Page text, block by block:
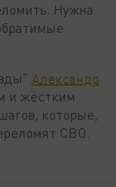
Нужна
Александр
и жёстким
которые,
СВО.